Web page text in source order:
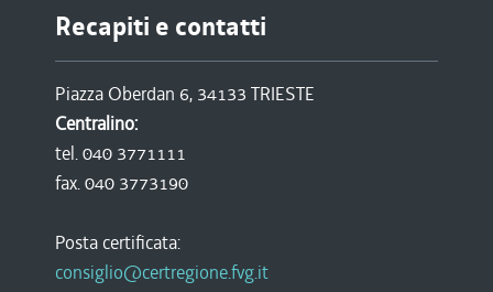
Recapiti e contatti
Piazza Oberdan 6, 34133 TRIESTE
Centralino:
tel. 040 3771111
fax. 040 3773190
Posta certificata:
consiglio@certregione.fvg.it